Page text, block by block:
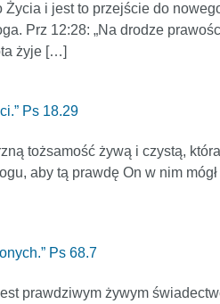
i jest to przejście do
Prz 12:28: „Na drodze
żyje […]
Ps 18.29
tożsamość żywą i czystą,
aby tą prawdę On w nim
Ps 68.7
prawdziwym żywym